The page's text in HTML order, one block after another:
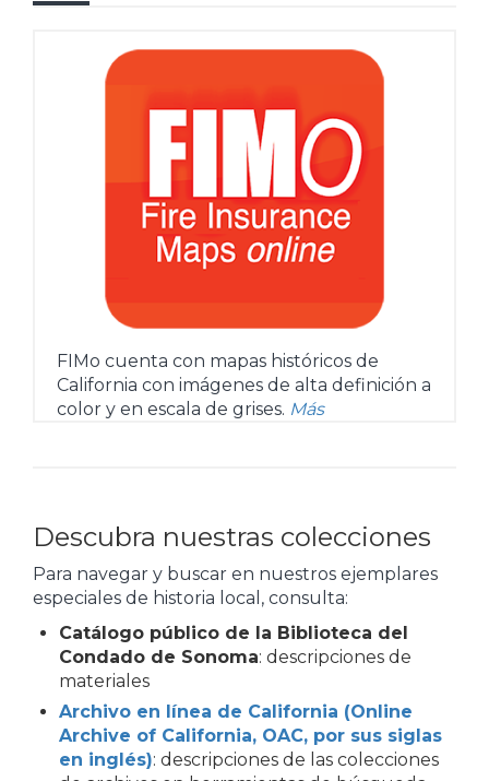
FIMo cuenta con mapas históricos de
California con imágenes de alta definición a
color y en escala de grises. Más
Descubra nuestras colecciones
Para navegar y buscar en nuestros ejemplares
especiales de historia local, consulta:
Catálogo público de la Biblioteca del
Condado de Sonoma: descripciones de
materiales
Archivo en línea de California (Online
Archive of California, OAC, por sus siglas
en inglés): descripciones de las colecciones